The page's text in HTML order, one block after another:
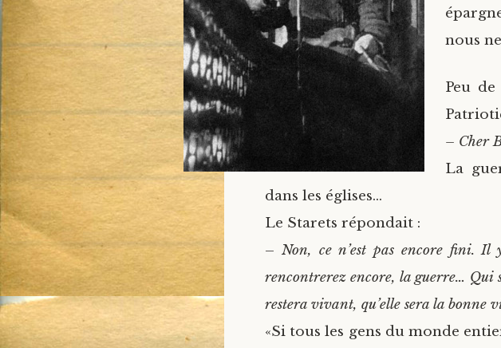
nous
Peu
– Cher
La
dans les églises…
Le Starets répondait :
– Non, ce n’est pas encore fini. Il
rencontrerez encore, la guerre…
restera vivant, qu’elle sera la bonne
«Si tous les gens du monde